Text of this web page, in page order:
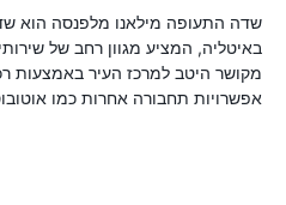
שדה התעופה מילאנו מלפנסה הוא
באיטליה, המציע מגוון רחב של
מקושר היטב למרכז העיר באמצעות
אפשרויות תחבורה אחרות כמו